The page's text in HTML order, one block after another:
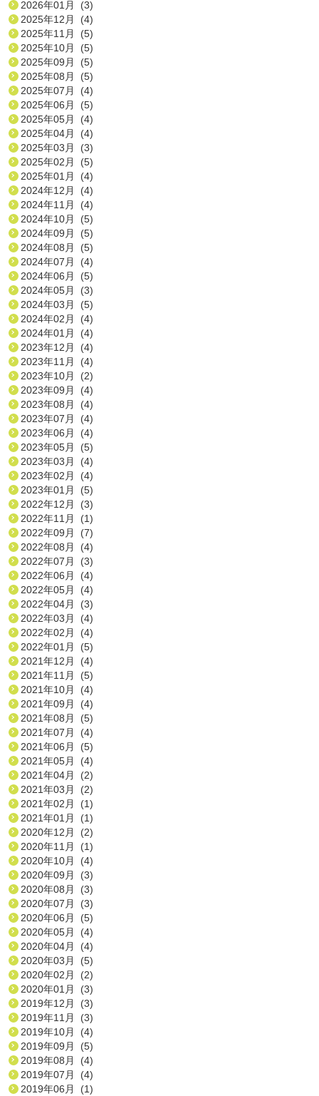
2026年01月 (3)
2025年12月 (4)
2025年11月 (5)
2025年10月 (5)
2025年09月 (5)
2025年08月 (5)
2025年07月 (4)
2025年06月 (5)
2025年05月 (4)
2025年04月 (4)
2025年03月 (3)
2025年02月 (5)
2025年01月 (4)
2024年12月 (4)
2024年11月 (4)
2024年10月 (5)
2024年09月 (5)
2024年08月 (5)
2024年07月 (4)
2024年06月 (5)
2024年05月 (3)
2024年03月 (5)
2024年02月 (4)
2024年01月 (4)
2023年12月 (4)
2023年11月 (4)
2023年10月 (2)
2023年09月 (4)
2023年08月 (4)
2023年07月 (4)
2023年06月 (4)
2023年05月 (5)
2023年03月 (4)
2023年02月 (4)
2023年01月 (5)
2022年12月 (3)
2022年11月 (1)
2022年09月 (7)
2022年08月 (4)
2022年07月 (3)
2022年06月 (4)
2022年05月 (4)
2022年04月 (3)
2022年03月 (4)
2022年02月 (4)
2022年01月 (5)
2021年12月 (4)
2021年11月 (5)
2021年10月 (4)
2021年09月 (4)
2021年08月 (5)
2021年07月 (4)
2021年06月 (5)
2021年05月 (4)
2021年04月 (2)
2021年03月 (2)
2021年02月 (1)
2021年01月 (1)
2020年12月 (2)
2020年11月 (1)
2020年10月 (4)
2020年09月 (3)
2020年08月 (3)
2020年07月 (3)
2020年06月 (5)
2020年05月 (4)
2020年04月 (4)
2020年03月 (5)
2020年02月 (2)
2020年01月 (3)
2019年12月 (3)
2019年11月 (3)
2019年10月 (4)
2019年09月 (5)
2019年08月 (4)
2019年07月 (4)
2019年06月 (1)